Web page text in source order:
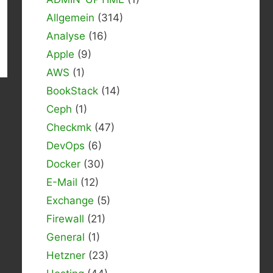
Allgemein (314)
Analyse (16)
Apple (9)
AWS (1)
BookStack (14)
Ceph (1)
Checkmk (47)
DevOps (6)
Docker (30)
E-Mail (12)
Exchange (5)
Firewall (21)
General (1)
Hetzner (23)